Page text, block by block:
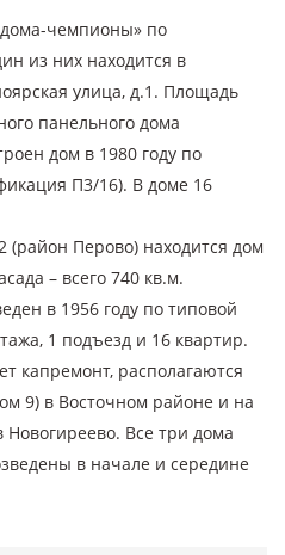
чемпионы» по
из них находится в
улица, д.1. Площадь
панельного дома
дом в 1980 году по
П3/16). В доме 16
(район Перово) находится дом
– всего 740 кв.м.
в 1956 году по типовой
1 подъезд и 16 квартир.
капремонт, располагаются
9) в Восточном районе и на
Все три дома
в начале и середине